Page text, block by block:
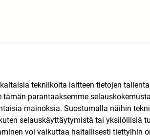
tekniikoita laitteen tietojen
tämän parantaaksemme
mainoksia. Suostumalla näihin
selauskäyttäytymistä tai yksilöllisiä
voi vaikuttaa haitallisesti tiettyihin